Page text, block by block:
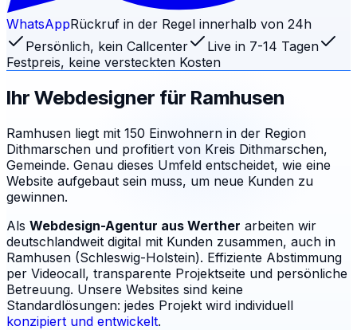
WhatsAppRückruf in der Regel innerhalb von 24h
Persönlich, kein Callcenter
Live in 7-14 Tagen
Festpreis, keine versteckten Kosten
Ihr Webdesigner für Ramhusen
Ramhusen liegt mit 150 Einwohnern in der Region
Dithmarschen und profitiert von Kreis Dithmarschen,
Gemeinde. Genau dieses Umfeld entscheidet, wie eine
Website aufgebaut sein muss, um neue Kunden zu
gewinnen.
Als Webdesign-Agentur aus Werther arbeiten wir
deutschlandweit digital mit Kunden zusammen, auch in
Ramhusen (Schleswig-Holstein). Effiziente Abstimmung
per Videocall, transparente Projektseite und persönliche
Betreuung. Unsere Websites sind keine
Standardlösungen: jedes Projekt wird individuell
konzipiert und entwickelt.